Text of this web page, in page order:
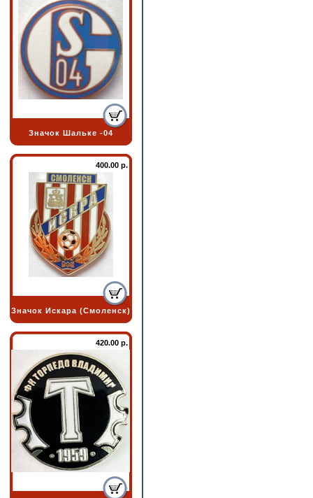
Значок Шальке -04
400.00 р.
Значок Искара (Смоленск)
420.00 р.